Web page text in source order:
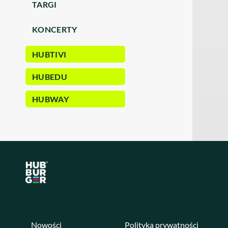
TARGI
KONCERTY
HUBTIVI
HUBEDU
HUBWAY
Nowości Polityka prywatności